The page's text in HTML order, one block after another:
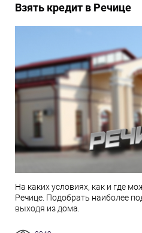
Взять кредит в Речице
На каких условиях, как и где
Речице. Подобрать наиболее
выходя из дома.